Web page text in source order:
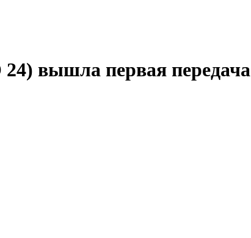
вышла первая передача